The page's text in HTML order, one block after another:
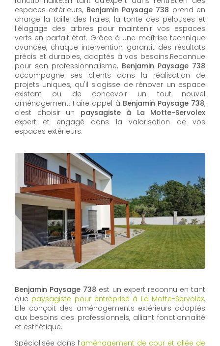
espaces extérieurs, Benjamin Paysage 738 prend en
charge la taille des haies, la tonte des pelouses et
l'élagage des arbres pour maintenir vos espaces
verts en parfait état. Grâce à une maîtrise technique
avancée, chaque intervention garantit des résultats
précis et durables, adaptés à vos besoins.Reconnue
pour son professionnalisme, Benjamin Paysage 738
accompagne ses clients dans la réalisation de
projets uniques, qu'il s'agisse de rénover un espace
existant ou de concevoir un tout nouvel
aménagement. Faire appel à Benjamin Paysage 738,
c'est choisir un paysagiste à La Motte-Servolex
expert et engagé dans la valorisation de vos
espaces extérieurs.
Benjamin Paysage 738 est un expert reconnu en tant
que paysagiste pour entreprise à La Motte-Servolex.
Elle conçoit des aménagements extérieurs adaptés
aux besoins des professionnels, alliant fonctionnalité
et esthétique.
Spécialisée dans l’aménagement de cour et allée de